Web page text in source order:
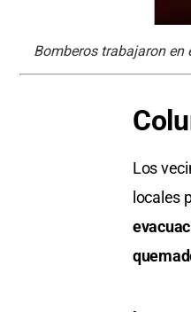
Bomberos trabajaron en
Los
locales